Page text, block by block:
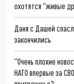
охотятся "живые
Даня с Дашей
закончились
"Очень плохие
НАТО впервые за